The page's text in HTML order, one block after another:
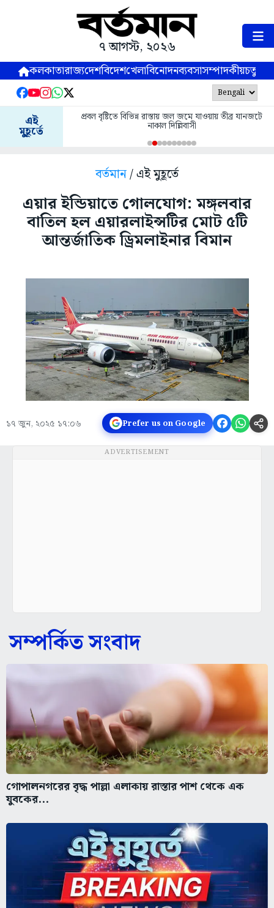
৭ আগস্ট, ২০২৬
কলকাতারাজ্যদেশবিদেশখেলাবিনোদনব্যবসাসম্পাদকীয়
এই
মুহূর্তে
প্রবল বৃষ্টিতে বিভিন্ন রাস্তায় জল জমে যাওয়ায় তীব্র যানজটে
নাকাল দিল্লিবাসী
বর্তমান/ এই মুহূর্তে
এয়ার ইন্ডিয়াতে গোলযোগ: মঙ্গলবার
বাতিল হল এয়ারলাইন্সটির মোট ৫টি
আন্তর্জাতিক ড্রিমলাইনার বিমান
১৭ জুন, ২০২৫ ১৭:০৬ Prefer us on Google
ADVERTISEMENT
সম্পর্কিত সংবাদ
গোপালনগরের বৃদ্ধ পাল্লা এলাকায় রাস্তার পাশ থেকে এক
যুবকের...